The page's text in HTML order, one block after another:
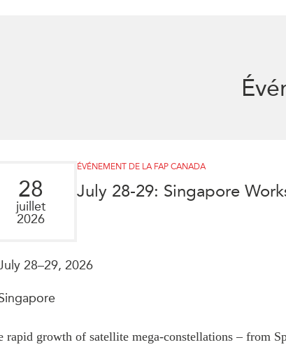
28
juillet
2026
ÉVÉNEMENT DE LA FAP CANADA
July 28-29: Singapore
28–29, 2026
rapid growth of satellite mega-constellations – from